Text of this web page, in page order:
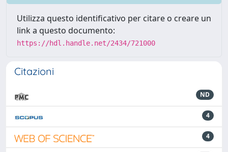
Utilizza questo identificativo per citare o creare un
link a questo documento:
https://hdl.handle.net/2434/721000
Citazioni
ND
4
4